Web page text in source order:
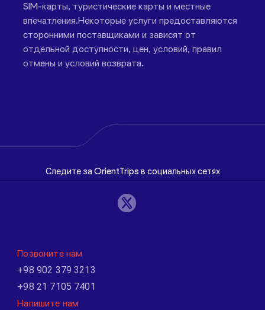
SIM-карты, туристические карты и местные
впечатления.Некоторые услуги предоставляются
сторонними поставщиками и зависят от
отдельной доступности, цен, условий, правил
отмены и условий возврата.
Следите за OrientTrips в социальных сетях
Позвоните нам
+98 902 379 3213
+98 21 7105 7401
Напишите нам